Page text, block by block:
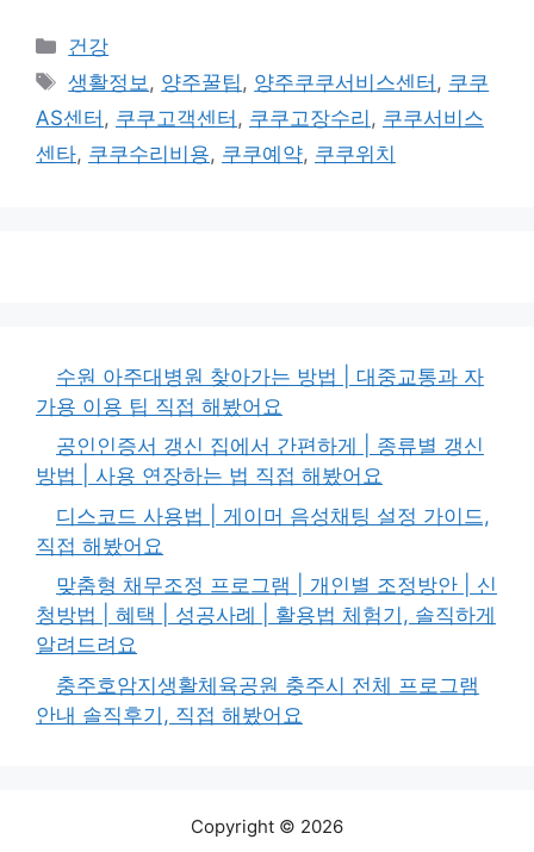
카
테
고
리
건강
태
그
생활정보 , 양주꿀팁 , 양주쿠쿠서비스센터 , 쿠쿠
AS센터 , 쿠쿠고객센터 , 쿠쿠고장수리 , 쿠쿠서비스
센타, 쿠쿠수리비용, 쿠쿠예약, 쿠쿠위치
수원 아주대병원 찾아가는 방법 | 대중교통과 자
가용 이용 팁 직접 해봤어요
공인인증서 갱신 집에서 간편하게 | 종류별 갱신
방법 | 사용 연장하는 법 직접 해봤어요
디스코드 사용법 | 게이머 음성채팅 설정 가이드,
직접 해봤어요
맞춤형 채무조정 프로그램 | 개인별 조정방안 | 신
청방법 | 혜택 | 성공사례 | 활용법 체험기, 솔직하게
알려드려요
충주호암지생활체육공원 충주시 전체 프로그램
안내 솔직후기, 직접 해봤어요
Copyright © 2026